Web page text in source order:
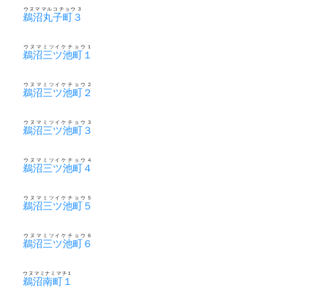
鵜沼丸子町３
ウヌママルコチョウ３
鵜沼三ツ池町１
ウヌマミツイケチョウ１
鵜沼三ツ池町２
ウヌマミツイケチョウ２
鵜沼三ツ池町３
ウヌマミツイケチョウ３
鵜沼三ツ池町４
ウヌマミツイケチョウ４
鵜沼三ツ池町５
ウヌマミツイケチョウ５
鵜沼三ツ池町６
ウヌマミツイケチョウ６
鵜沼南町１
ウヌマミナミマチ１